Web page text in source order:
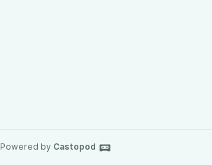
Powered by Castopod